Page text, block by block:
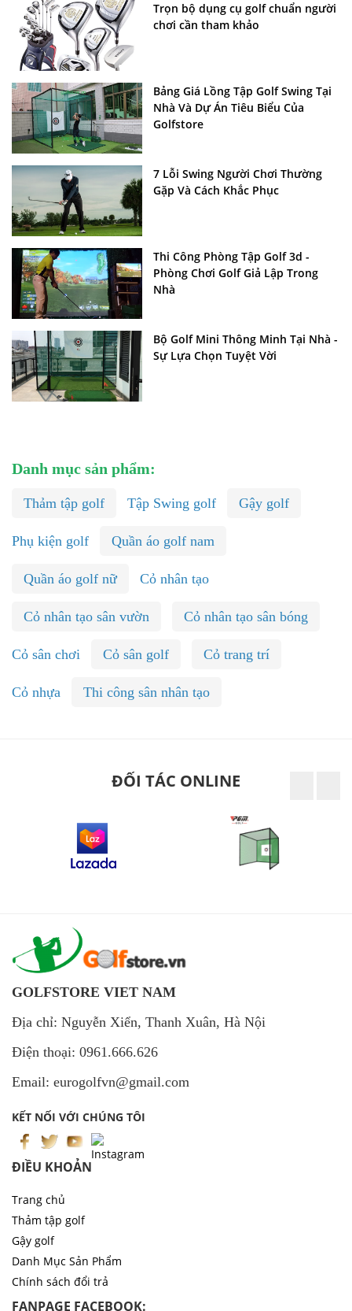
Trọn bộ dụng cụ golf chuẩn người
chơi cần tham khảo
Bảng Giá Lồng Tập Golf Swing Tại
Nhà Và Dự Án Tiêu Biểu Của
Golfstore
7 Lỗi Swing Người Chơi Thường
Gặp Và Cách Khắc Phục
Thi Công Phòng Tập Golf 3d -
Phòng Chơi Golf Giả Lập Trong
Nhà
Bộ Golf Mini Thông Minh Tại Nhà -
Sự Lựa Chọn Tuyệt Vời
Danh mục sản phẩm:
Thảm tập golf Tập Swing golf Gậy golf
Phụ kiện golf Quần áo golf nam
Quần áo golf nữ Cỏ nhân tạo
Cỏ nhân tạo sân vườn Cỏ nhân tạo sân bóng
Cỏ sân chơi Cỏ sân golf Cỏ trang trí
Cỏ nhựa Thi công sân nhân tạo
ĐỐI TÁC ONLINE
GOLFSTORE VIET NAM
Địa chỉ: Nguyễn Xiển, Thanh Xuân, Hà Nội
Điện thoại: 0961.666.626
Email: eurogolfvn@gmail.com
KẾT NỐI VỚI CHÚNG TÔI
ĐIỀU KHOẢN
Trang chủ
Thảm tập golf
Gậy golf
Danh Mục Sản Phẩm
Chính sách đổi trả
FANPAGE FACEBOOK: